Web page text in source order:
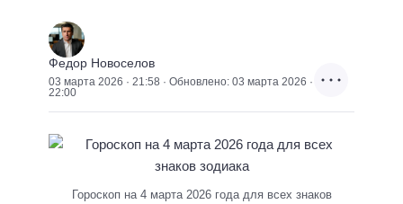
Федор Новоселов
03 марта 2026 · 21:58 · Обновлено: 03 марта 2026 ·
22:00
Гороскоп на 4 марта 2026 года для всех знаков